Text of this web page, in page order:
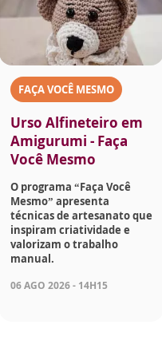
FAÇA VOCÊ MESMO
Urso Alfineteiro em
Amigurumi - Faça
Você Mesmo
O programa “Faça Você
Mesmo” apresenta
técnicas de artesanato que
inspiram criatividade e
valorizam o trabalho
manual.
06 AGO 2026 - 14H15